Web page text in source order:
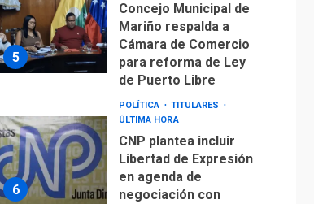
5
Concejo Municipal de
Mariño respalda a
Cámara de Comercio
para reforma de Ley
de Puerto Libre
6
POLÍTICA
TITULARES
ÚLTIMA HORA
CNP plantea incluir
Libertad de Expresión
en agenda de
negociación con